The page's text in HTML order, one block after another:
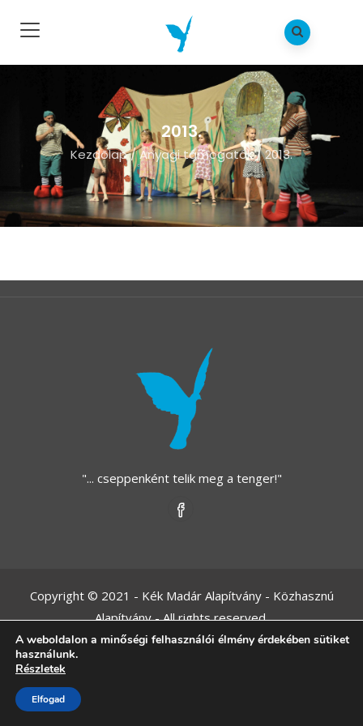
2013.
Kezdõlap/Anyagi támogatók/2013.
"... cseppenként telik meg a tenger!"
Copyright © 2021 - Kék Madár Alapítvány - Közhasznú
Alapítvány - All rights reserved.
Adatvédelmi tájékoztató
A weboldalon a minőségi felhasználói élmény érdekében sütiket
használunk.
Részletek
Elfogad